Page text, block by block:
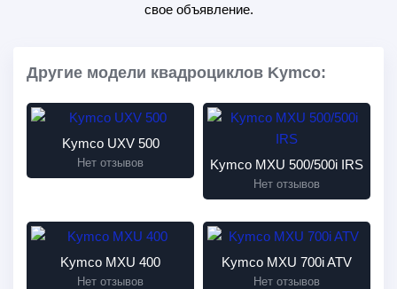
свое объявление.
Другие модели квадроциклов Kymco:
Kymco UXV 500
Нет отзывов Kymco MXU 500/500i IRS
Нет отзывов
Kymco MXU 400
Нет отзывов
Kymco MXU 700i ATV
Нет отзывов